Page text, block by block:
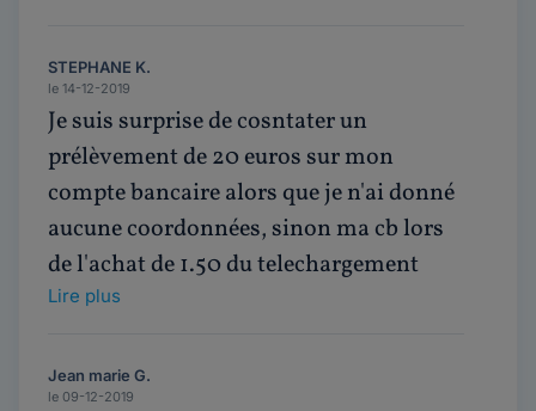
STEPHANE K.
le 14-12-2019
Je suis surprise de cosntater un
prélèvement de 20 euros sur mon
compte bancaire alors que je n'ai donné
aucune coordonnées, sinon ma cb lors
de l'achat de 1.50 du telechargement
Lire plus
Jean marie G.
le 09-12-2019